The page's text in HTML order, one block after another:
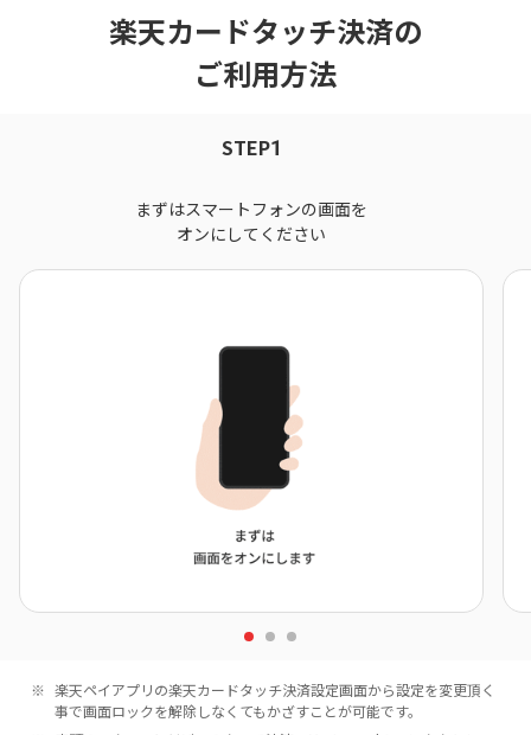
楽天カードタッチ決済の
ご利用方法
STEP1
まずはスマートフォンの画面を
オンにしてください
楽天ペイアプリの楽天カードタッチ決済設定画面から設定を変更頂く
事で画面ロックを解除しなくてもかざすことが可能です。